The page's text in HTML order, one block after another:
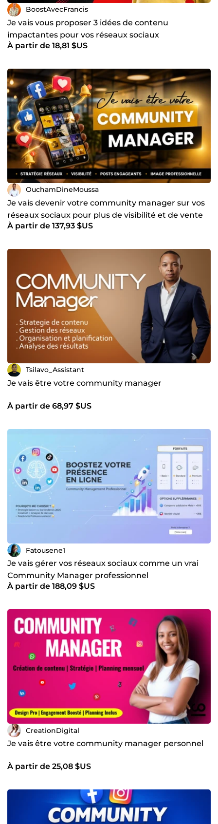
BoostAvecFrancis
Je vais vous proposer 3 idées de contenu
impactantes pour vos réseaux sociaux
À partir de 18,81 $US
OuchamDineMoussa
Je vais devenir votre community manager sur vos
réseaux sociaux pour plus de visibilité et de vente
À partir de 137,93 $US
Tsilavo_Assistant
Je vais être votre community manager
À partir de 68,97 $US
Fatousene1
Je vais gérer vos réseaux sociaux comme un vrai
Community Manager professionnel
À partir de 188,09 $US
CreationDigital
Je vais être votre community manager personnel
À partir de 25,08 $US